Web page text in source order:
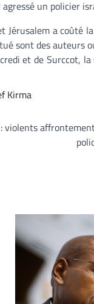
un policier
Jérusalem a coûté
sont des auteurs
et de Surccot,
Kirma
violents